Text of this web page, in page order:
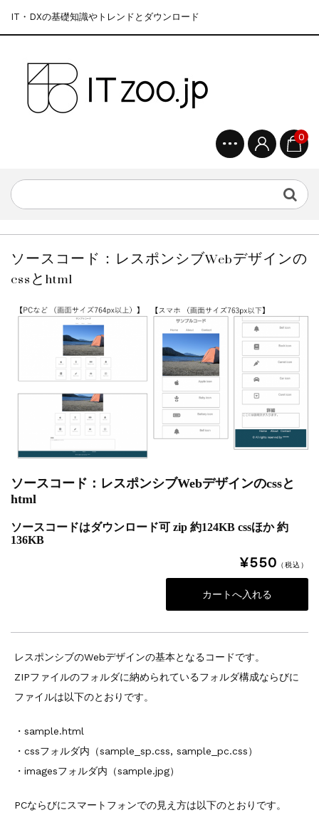
IT・DXの基礎知識やトレンドとダウンロード
0
ソースコード：レスポンシブWebデザインの
cssとhtml
ソースコード：レスポンシブWebデザインのcssと
html
ソースコードはダウンロード可 zip 約124KB cssほか 約
136KB
¥550 （税込）
レスポンシブのWebデザインの基本となるコードです。
ZIPファイルのフォルダに納められているフォルダ構成ならびに
ファイルは以下のとおりです。
・sample.html
・cssフォルダ内（sample_sp.css, sample_pc.css）
・imagesフォルダ内（sample.jpg）
PCならびにスマートフォンでの見え方は以下のとおりです。